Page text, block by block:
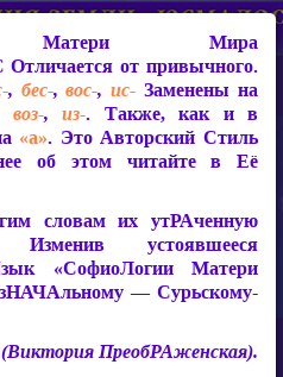
Мира
Явление Покайтесь, дети!
Матери Мира
Отличается от привычного.
, бес-,вос-,ис- Заменены на
воз-,из-. Также, как и в
«а». Это Авторский Стиль
об этом читайте в Её
словам их утРАченную
Изменив устоявшееся
«СофиоЛогии Матери
— Сурьскому-
(Виктория ПреобРАженская).